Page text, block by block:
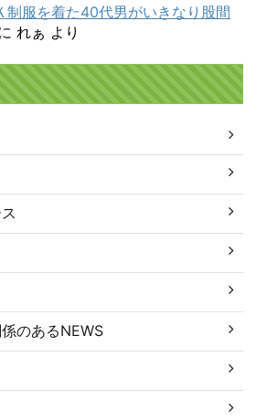
制服を着た40代男がいきなり股間
れぁ より
のあるNEWS